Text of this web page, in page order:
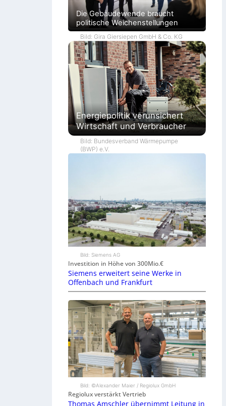
Die Gebäudewende braucht
politische Weichenstellungen
Bild: Gira Giersiepen GmbH & Co. KG
Energiepolitik verunsichert
Wirtschaft und Verbraucher
Bild: Bundesverband Wärmepumpe
(BWP) e.V.
Bild: Siemens AG
Investition in Höhe von 300Mio.€
Siemens erweitert seine Werke in
Offenbach und Frankfurt
Bild: ©Alexander Maier / Regiolux GmbH
Regiolux verstärkt Vertrieb
Thomas Amschler übernimmt Leitung in